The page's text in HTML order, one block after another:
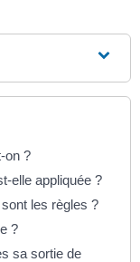
on ?
elle appliquée ?
les règles ?
?
sa sortie de